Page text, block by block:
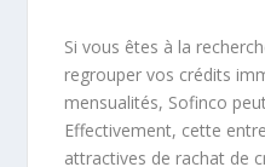
Si vous êtes à la
regrouper vos crédits
mensualités, Sofinco
Effectivement, cette
attractives de rachat de